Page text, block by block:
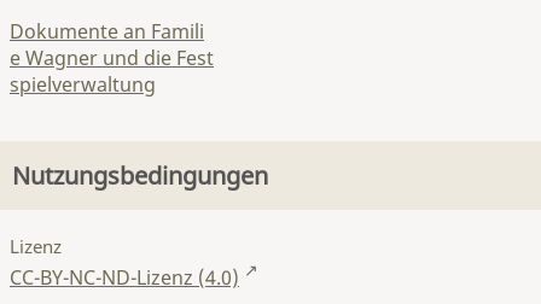
Dokumente an Famili
e Wagner und die Fest
spielverwaltung
Nutzungsbedingungen
Lizenz
CC-BY-NC-ND-Lizenz (4.0)